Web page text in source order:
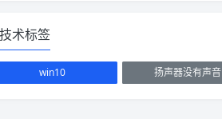
技术标签
win10 扬声器没有声音